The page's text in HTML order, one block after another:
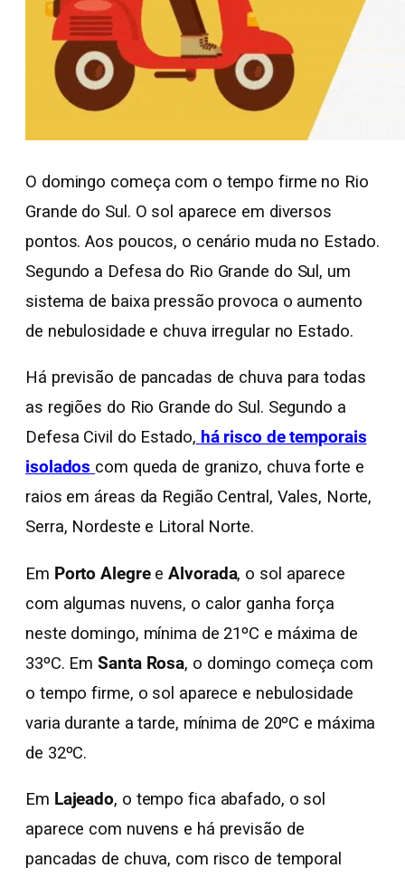
O domingo começa com o tempo firme no Rio
Grande do Sul. O sol aparece em diversos
pontos. Aos poucos, o cenário muda no Estado.
Segundo a Defesa do Rio Grande do Sul, um
sistema de baixa pressão provoca o aumento
de nebulosidade e chuva irregular no Estado.
Há previsão de pancadas de chuva para todas
as regiões do Rio Grande do Sul. Segundo a
Defesa Civil do Estado, há risco de temporais
isolados com queda de granizo, chuva forte e
raios em áreas da Região Central, Vales, Norte,
Serra, Nordeste e Litoral Norte.
Em Porto Alegre eAlvorada, o sol aparece
com algumas nuvens, o calor ganha força
neste domingo, mínima de 21ºC e máxima de
33ºC. EmSanta Rosa, o domingo começa com
o tempo firme, o sol aparece e nebulosidade
varia durante a tarde, mínima de 20ºC e máxima
de 32ºC.
Em Lajeado, o tempo fica abafado, o sol
aparece com nuvens e há previsão de
pancadas de chuva, com risco de temporal